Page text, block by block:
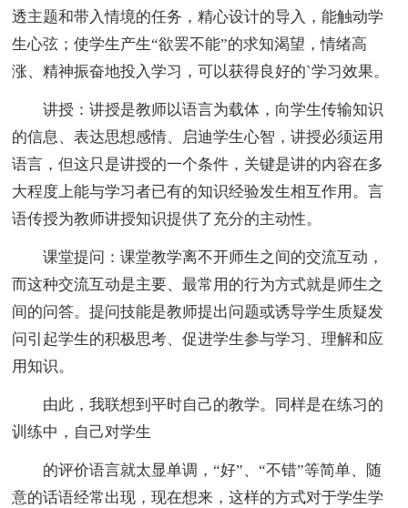
透主题和带入情境的任务，精心设计的导入，能触动学
生心弦；使学生产生“欲罢不能”的求知渴望，情绪高
涨、精神振奋地投入学习，可以获得良好的`学习效果。
讲授：讲授是教师以语言为载体，向学生传输知识
的信息、表达思想感情、启迪学生心智，讲授必须运用
语言，但这只是讲授的一个条件，关键是讲的内容在多
大程度上能与学习者已有的知识经验发生相互作用。言
语传授为教师讲授知识提供了充分的主动性。
课堂提问：课堂教学离不开师生之间的交流互动，
而这种交流互动是主要、最常用的行为方式就是师生之
间的问答。提问技能是教师提出问题或诱导学生质疑发
问引起学生的积极思考、促进学生参与学习、理解和应
用知识。
由此，我联想到平时自己的教学。同样是在练习的
训练中，自己对学生
的评价语言就太显单调，“好”、“不错”等简单、随
意的话语经常出现，现在想来，这样的方式对于学生学